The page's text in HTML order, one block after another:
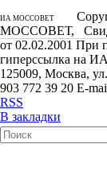
ИА МОССОВЕТ
МОССОВЕТ,
от 02.02.2001 При
гиперссылка на
125009, Москва,
903 772 39 20 E-
RSS
В закладки